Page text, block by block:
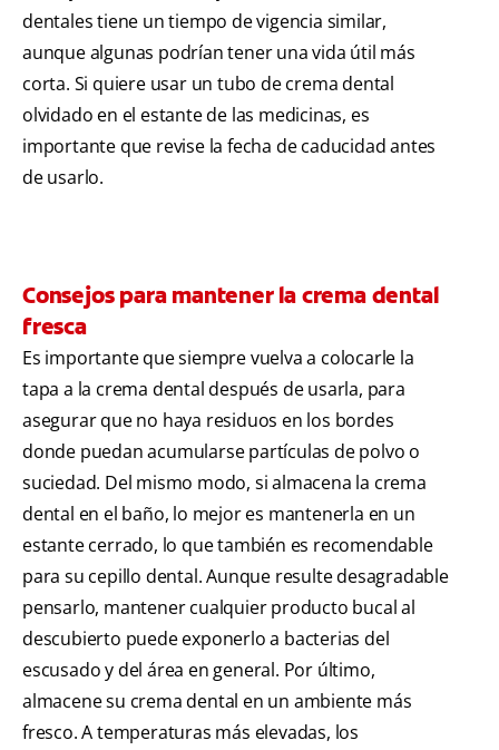
dentales tiene un tiempo de vigencia similar,
aunque algunas podrían tener una vida útil más
corta. Si quiere usar un tubo de crema dental
olvidado en el estante de las medicinas, es
importante que revise la fecha de caducidad antes
de usarlo.
Consejos para mantener la crema dental
fresca
Es importante que siempre vuelva a colocarle la
tapa a la crema dental después de usarla, para
asegurar que no haya residuos en los bordes
donde puedan acumularse partículas de polvo o
suciedad. Del mismo modo, si almacena la crema
dental en el baño, lo mejor es mantenerla en un
estante cerrado, lo que también es recomendable
para su cepillo dental. Aunque resulte desagradable
pensarlo, mantener cualquier producto bucal al
descubierto puede exponerlo a bacterias del
escusado y del área en general. Por último,
almacene su crema dental en un ambiente más
fresco. A temperaturas más elevadas, los